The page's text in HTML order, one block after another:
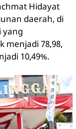
Hidayat
daerah, di
yang
menjadi 78,98,
10,49%.